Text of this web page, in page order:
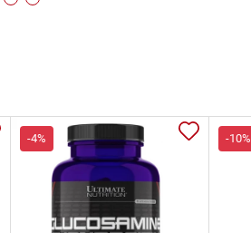
-4% -10%